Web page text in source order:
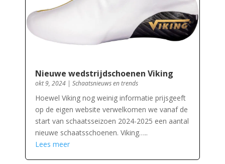
Nieuwe wedstrijdschoenen Viking
okt 9, 2024| Schaatsnieuws en trends
Hoewel Viking nog weinig informatie prijsgeeft
op de eigen website verwelkomen we vanaf de
start van schaatsseizoen 2024-2025 een aantal
nieuwe schaatsschoenen. Viking…..
Lees meer